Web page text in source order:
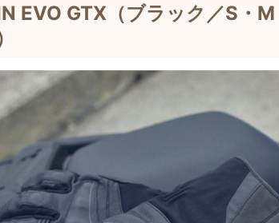
EVO GTX（ブラック／S・